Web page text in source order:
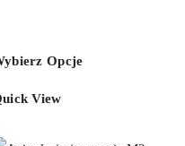
Opcje
View